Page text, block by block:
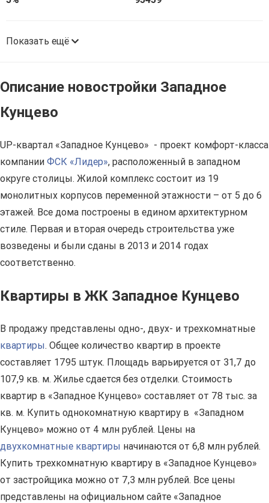
Показать ещё
Описание новостройки Западное
Кунцево
UP-квартал «Западное Кунцево» - проект комфорт-класса
компании ФСК «Лидер», расположенный в западном
округе столицы. Жилой комплекс состоит из 19
монолитных корпусов переменной этажности – от 5 до 6
этажей. Все дома построены в едином архитектурном
стиле. Первая и вторая очередь строительства уже
возведены и были сданы в 2013 и 2014 годах
соответственно.
Квартиры в ЖК Западное Кунцево
В продажу представлены одно-, двух- и трехкомнатные
квартиры. Общее количество квартир в проекте
составляет 1795 штук. Площадь варьируется от 31,7 до
107,9 кв. м. Жилье сдается без отделки. Стоимость
квартир в «Западное Кунцево» составляет от 78 тыс. за
кв. м. Купить однокомнатную квартиру в «Западном
Кунцево» можно от 4 млн рублей. Цены на
двухкомнатные квартиры начинаются от 6,8 млн рублей.
Купить трехкомнатную квартиру в «Западное Кунцево»
от застройщика можно от 7,3 млн рублей. Все цены
представлены на официальном сайте «Западное